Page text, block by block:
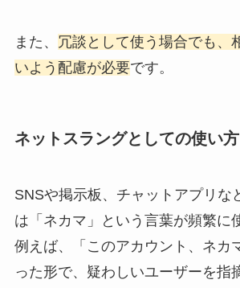
また、 冗談として使う場合でも、
いよう配慮が必要です。
ネットスラングとしての使い方
SNSや掲示板、チャットアプリな
は「ネカマ」という言葉が頻繁に
例えば、「このアカウント、ネカ
った形で、疑わしいユーザーを指